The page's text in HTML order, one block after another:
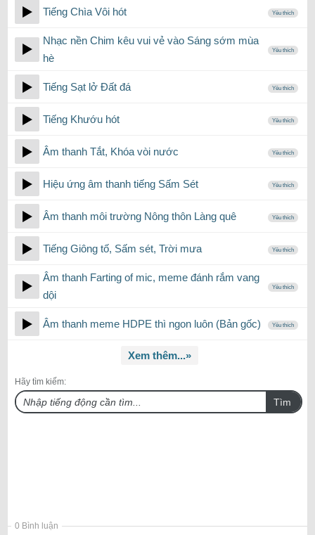
Tiếng Chìa Vôi hót Yêu thích
Nhạc nền Chim kêu vui vẻ vào Sáng sớm mùa
hè
Yêu thích
Tiếng Sạt lở Đất đá Yêu thích
Tiếng Khướu hót Yêu thích
Âm thanh Tắt, Khóa vòi nước Yêu thích
Hiệu ứng âm thanh tiếng Sấm Sét Yêu thích
Âm thanh môi trường Nông thôn Làng quê Yêu thích
Tiếng Giông tố, Sấm sét, Trời mưa Yêu thích
Âm thanh Farting of mic, meme đánh rắm vang
dội
Yêu thích
Âm thanh meme HDPE thì ngon luôn (Bản gốc) Yêu thích
Xem thêm...»
Hãy tìm kiếm:
Tìm
0 Bình luận